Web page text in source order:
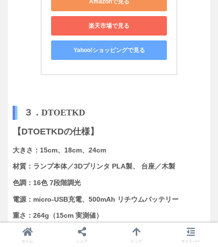
楽天市場で見る
Yahoo!ショッピングで見る
３．DTOETKD
【DTOETKDの仕様】
大きさ：15cm、18cm、24cm
材質：ランプ本体／3Dプリンタ PLA製、 台座／木製
色調：16色 7段階調光
電源：micro-USB充電、500mAh リチウムバッテリー
重さ：264g（15cm 実測値）
制御：リモコン付き、本体タッチセンサー
ホーム シェア トップ サイドバー